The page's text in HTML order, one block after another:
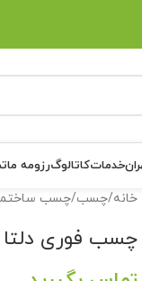
خدماتکاتالوگرزومه ما
خانه/چسب/چسب
چسب فوری دلتا کد ۰۶ حجم ۲۸۰۰